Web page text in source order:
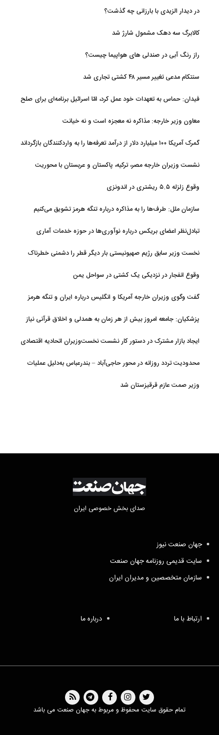
در دیدار الزیدی با بارزانی چه گذشت؟
کالابرگ سه دهک مشمول شارژ شد
راز رنگ آبی در صندلی های هواپیما چیست؟
سنتکام مدعی تغییر مسیر ۴۸ کشتی تجاری شد
فیدان: حماس به تعهدات خود عمل کرد، امّا اسرائیل برنامه‌ای برای صلح
معاون وزیر خارجه: مذاکره نه معجزه است و نه خیانت
گمرک آمریکا ۱۰۰ میلیارد دلار از درآمد تعرفه‌ها را به واردکنندگان بازگرداند
نشست وزیران خارجه مصر، ترکیه، پاکستان و عربستان با محوریت
وقوع زلزله ۵.۵ ریشتری در اندونزی
سازمان ملل: طرف‌ها را به مذاکره درباره تنگه هرمز تشویق می‌کنیم
تبادل‌نظر اعضای بریکس درباره نوآوری‌ها در حوزه خدمات آماری
نخست وزیر سابق رژیم صهیونیستی بار دیگر قطر را دشمنی خطرناک
وقوع انفجار در نزدیکی یک کشتی در سواحل یمن
گفت وگوی وزیران خارجه آمریکا و انگلیس درباره ایران و تنگه هرمز
پزشکیان: جامعه امروز بیش از هر زمان به همدلی و اخلاق قرآنی نیاز
ایجاد بازار مشترک در دستور کار نشست نخست‌وزیران اتحادیه اقتصادی
محدودیت تردد روزانه در محور حاجی‌آباد – بندرعباس به‌دلیل عملیات
وزیر صمت عازم قرقیزستان شد
صدای بخش خصوصی ایران
جهان صنعت نیوز
سایت قدیمی روزنامه جهان صنعت
سازمان متخصصین و مدیران ایران
ارتباط با ما درباره ما
تمام حقوق سایت محفوظ و مربوط به جهان صنعت می باشد